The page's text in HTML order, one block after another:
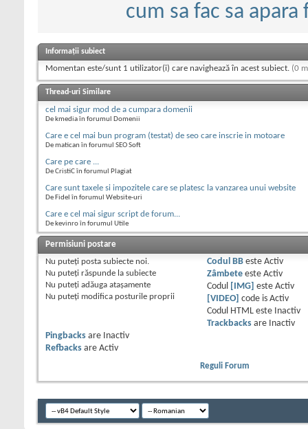
cum sa fac sa
Informații subiect
Momentan este/sunt 1 utilizator(i) care navighează în acest subiect. (0
Thread-uri Similare
cel mai sigur mod de a cumpara domenii
De kmedia în forumul Domenii
Care e cel mai bun program (testat) de seo care inscrie in motoare
De matican în forumul SEO Soft
Care pe care ...
De CristiC în forumul Plagiat
Care sunt taxele si impozitele care se platesc la vanzarea unui website
De Fidel în forumul Website-uri
Care e cel mai sigur script de forum...
De kevinro în forumul Utile
Permisiuni postare
Nu puteţi posta subiecte noi.
Nu puteţi răspunde la subiecte
Nu puteţi adăuga ataşamente
Nu puteţi modifica posturile proprii
Codul BBeste Activ
Zâmbeteeste Activ
Codul
[IMG] este Activ
[VIDEO] code is Activ
Codul HTML este
Inactiv
Trackbacksare
Inactiv
Pingbacks are
Inactiv
Refbacks are Activ
Reguli Forum